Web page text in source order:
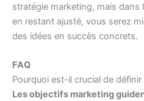
stratégie marketing, mais dans
en restant ajusté, vous serez
des idées en succès concrets.
FAQ
Pourquoi est-il crucial de
Les objectifs marketing